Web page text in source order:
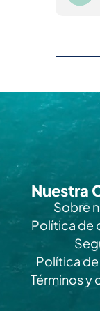
Nuestra
Sobre
Política de
Política
Términos y